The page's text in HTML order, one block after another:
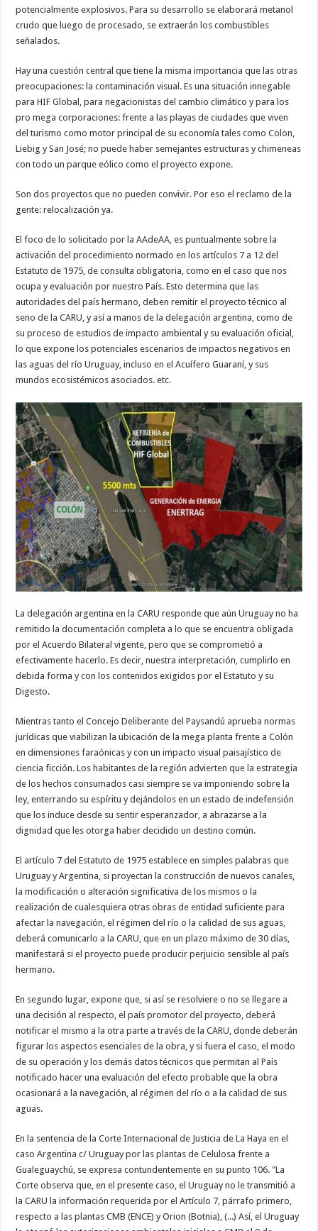
potencialmente explosivos. Para su desarrollo se elaborará metanol
crudo que luego de procesado, se extraerán los combustibles
señalados.
Hay una cuestión central que tiene la misma importancia que las otras
preocupaciones: la contaminación visual. Es una situación innegable
para HIF Global, para negacionistas del cambio climático y para los
pro mega corporaciones: frente a las playas de ciudades que viven
del turismo como motor principal de su economía tales como Colon,
Liebig y San José; no puede haber semejantes estructuras y chimeneas
con todo un parque eólico como el proyecto expone.
Son dos proyectos que no pueden convivir. Por eso el reclamo de la
gente: relocalización ya.
El foco de lo solicitado por la AAdeAA, es puntualmente sobre la
activación del procedimiento normado en los artículos 7 a 12 del
Estatuto de 1975, de consulta obligatoria, como en el caso que nos
ocupa y evaluación por nuestro País. Esto determina que las
autoridades del país hermano, deben remitir el proyecto técnico al
seno de la CARU, y así a manos de la delegación argentina, como de
su proceso de estudios de impacto ambiental y su evaluación oficial,
lo que expone los potenciales escenarios de impactos negativos en
las aguas del río Uruguay, incluso en el Acuífero Guaraní, y sus
mundos ecosistémicos asociados. etc.
La delegación argentina en la CARU responde que aún Uruguay no ha
remitido la documentación completa a lo que se encuentra obligada
por el Acuerdo Bilateral vigente, pero que se comprometió a
efectivamente hacerlo. Es decir, nuestra interpretación, cumplirlo en
debida forma y con los contenidos exigidos por el Estatuto y su
Digesto.
Mientras tanto el Concejo Deliberante del Paysandú aprueba normas
jurídicas que viabilizan la ubicación de la mega planta frente a Colón
en dimensiones faraónicas y con un impacto visual paisajístico de
ciencia ficción. Los habitantes de la región advierten que la estrategia
de los hechos consumados casi siempre se va imponiendo sobre la
ley, enterrando su espíritu y dejándolos en un estado de indefensión
que los induce desde su sentir esperanzador, a abrazarse a la
dignidad que les otorga haber decidido un destino común.
El artículo 7 del Estatuto de 1975 establece en simples palabras que
Uruguay y Argentina, si proyectan la construcción de nuevos canales,
la modificación o alteración significativa de los mismos o la
realización de cualesquiera otras obras de entidad suficiente para
afectar la navegación, el régimen del río o la calidad de sus aguas,
deberá comunicarlo a la CARU, que en un plazo máximo de 30 días,
manifestará si el proyecto puede producir perjuicio sensible al país
hermano.
En segundo lugar, expone que, si así se resolviere o no se llegare a
una decisión al respecto, el país promotor del proyecto, deberá
notificar el mismo a la otra parte a través de la CARU, donde deberán
figurar los aspectos esenciales de la obra, y si fuera el caso, el modo
de su operación y los demás datos técnicos que permitan al País
notificado hacer una evaluación del efecto probable que la obra
ocasionará a la navegación, al régimen del río o a la calidad de sus
aguas.
En la sentencia de la Corte Internacional de Justicia de La Haya en el
caso Argentina c/ Uruguay por las plantas de Celulosa frente a
Gualeguaychú, se expresa contundentemente en su punto 106. "La
Corte observa que, en el presente caso, el Uruguay no le transmitió a
la CARU la información requerida por el Artículo 7, párrafo primero,
respecto a las plantas CMB (ENCE) y Orion (Botnia), (...) Así, el Uruguay